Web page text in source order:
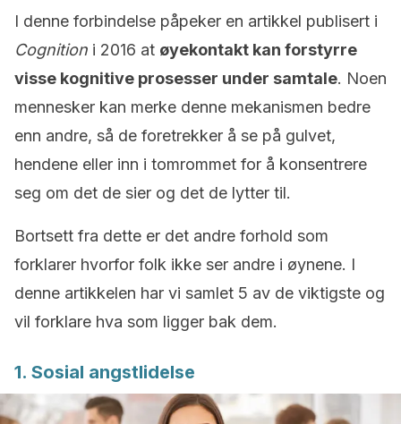
I denne forbindelse påpeker en artikkel publisert i
Cognition i 2016 at øyekontakt kan forstyrre
visse kognitive prosesser under samtale. Noen
mennesker kan merke denne mekanismen bedre
enn andre, så de foretrekker å se på gulvet,
hendene eller inn i tomrommet for å konsentrere
seg om det de sier og det de lytter til.
Bortsett fra dette er det andre forhold som
forklarer hvorfor folk ikke ser andre i øynene. I
denne artikkelen har vi samlet 5 av de viktigste og
vil forklare hva som ligger bak dem.
1. Sosial angstlidelse